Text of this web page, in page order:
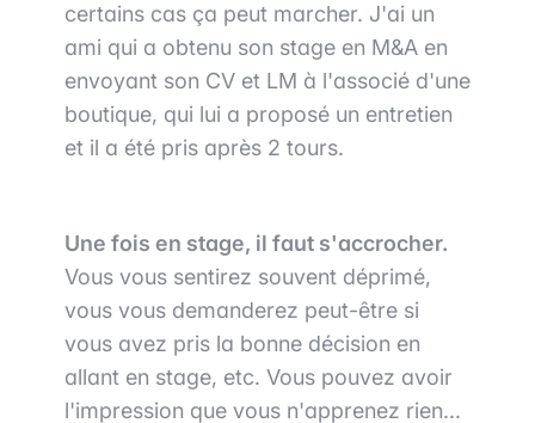
certains cas ça peut marcher. J'ai un
ami qui a obtenu son stage en M&A en
envoyant son CV et LM à l'associé d'une
boutique, qui lui a proposé un entretien
et il a été pris après 2 tours.
Une fois en stage, il faut s'accrocher.
Vous vous sentirez souvent déprimé,
vous vous demanderez peut-être si
vous avez pris la bonne décision en
allant en stage, etc. Vous pouvez avoir
l'impression que vous n'apprenez rien...